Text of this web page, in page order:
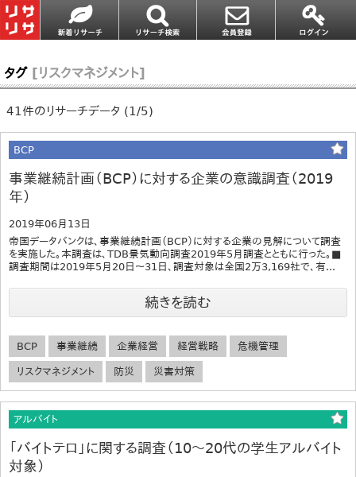
タグ [リスクマネジメント]
41件のリサーチデータ (1/5)
BCP
事業継続計画（BCP）に対する企業の意識調査（2019
年）
2019年06月13日
帝国データバンクは、事業継続計画（BCP）に対する企業の見解について調査
を実施した。本調査は、TDB景気動向調査2019年5月調査とともに行った。■
調査期間は2019年5月20日～31日、調査対象は全国2万3,169社で、有...
続きを読む
BCP 事業継続 企業経営 経営戦略 危機管理
リスクマネジメント 防災 災害対策
アルバイト
「バイトテロ」に関する調査（10～20代の学生アルバイト
対象）